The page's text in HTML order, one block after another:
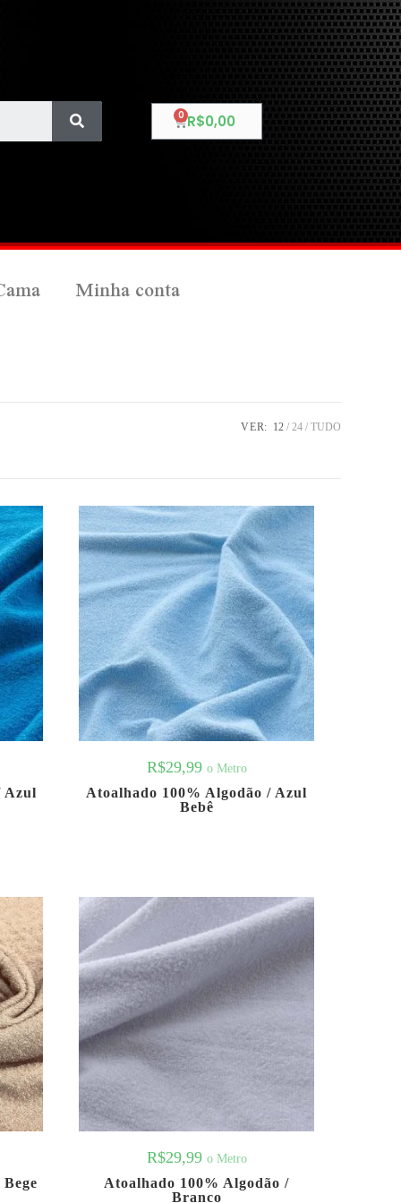
R$0,00
Minha conta
VER: 12 24 TUDO
Azul
R$29,99 o Metro
Atoalhado 100% Algodão / Azul
Bebê
R$29,99 o Metro
Atoalhado 100% Algodão /
Branco